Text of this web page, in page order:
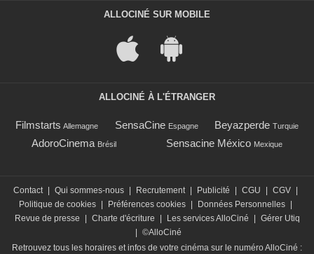
ALLOCINÉ SUR MOBILE
ALLOCINÉ À L'ÉTRANGER
Filmstarts Allemagne SensaCine Espagne Beyazperde Turquie
AdoroCinema Brésil Sensacine México Mexique
Contact Qui sommes-nous Recrutement Publicité CGU CGV
Politique de cookies
Préférences cookies Données Personnelles
Revue de presse
Charte d'écriture Les services AlloCiné
Gérer Utiq
©AlloCiné
Retrouvez tous les horaires et infos de votre cinéma sur le numéro AlloCiné :